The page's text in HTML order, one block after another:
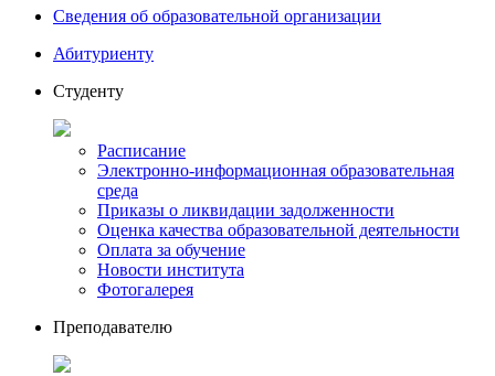
Сведения об образовательной организации
Абитуриенту
Студенту
Расписание
Электронно-информационная образовательная
среда
Приказы о ликвидации задолженности
Оценка качества образовательной деятельности
Оплата за обучение
Новости института
Фотогалерея
Преподавателю